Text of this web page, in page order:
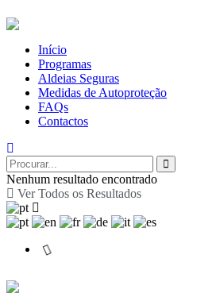
Início
Programas
Aldeias Seguras
Medidas de Autoproteção
FAQs
Contactos
Nenhum resultado encontrado
Ver Todos os Resultados